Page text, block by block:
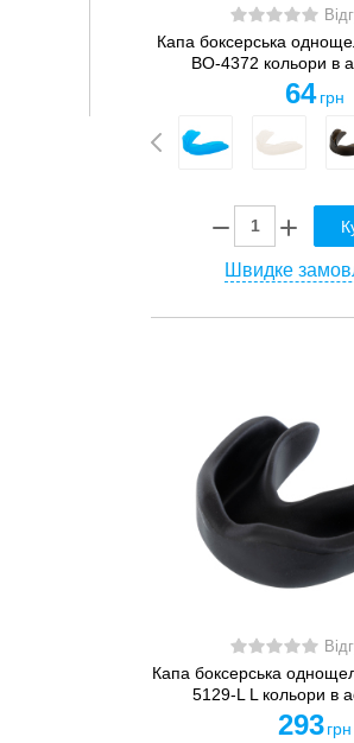
Капа боксерська
BO-4372 кольори в
64 грн
Швидке
Капа боксерська
5129-L L кольори в
293 грн